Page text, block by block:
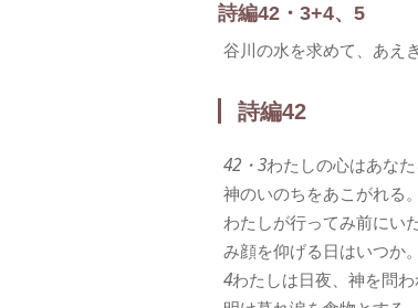
詩編42・3+4、5
谷川の水を求めて、あえ
詩編42
42・3わたしの心はあなた
神のいのちをあこがれる。
わたしが行ってみ前にいた
み顔を仰げる日はいつか。
4わたしは日夜、神を問わ